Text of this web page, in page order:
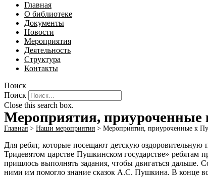
Главная
О библиотеке
Документы
Новости
Мероприятия
Деятельность
Структура
Контакты
Поиск
Поиск
Close this search box.
Мероприятия,
Главная > Наши мероприятия > Мероприятия, приуроченные к
Для ребят, которые посещают детскую
Тридевятом царстве Пушкинском государстве»
пришлось выполнять задания, чтобы двигаться дальше.
ними им помогло знание сказок А.С. Пушкина. В конце